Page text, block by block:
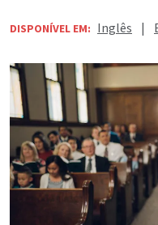
DISPONÍVEL EM: Inglês |